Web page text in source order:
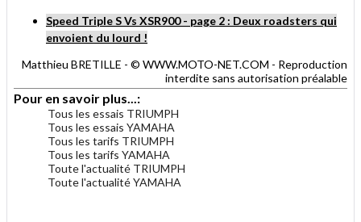
Speed Triple S Vs XSR900 - page 2 : Deux roadsters qui
envoient du lourd !
Matthieu BRETILLE - © WWW.MOTO-NET.COM - Reproduction
interdite sans autorisation préalable
Pour en savoir plus...:
Tous les essais TRIUMPH
Tous les essais YAMAHA
Tous les tarifs TRIUMPH
Tous les tarifs YAMAHA
Toute l'actualité TRIUMPH
Toute l'actualité YAMAHA